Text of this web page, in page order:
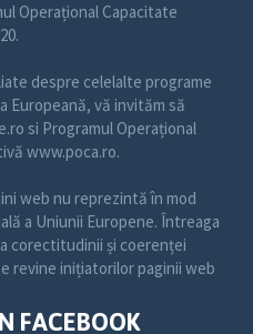
Operațional Capacitate
despre celelalte programe
Europeană, vă invităm să
si Programul Operațional
www.poca.ro.
web nu reprezintă în mod
a Uniunii Europene. Întreaga
corectitudinii și coerenței
revine inițiatorilor paginii web
FACEBOOK